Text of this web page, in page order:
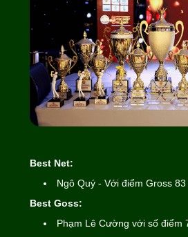
Best Net:
Ngô Quý - Với điểm Gross
Best Goss:
Phạm Lê Cường với số điểm